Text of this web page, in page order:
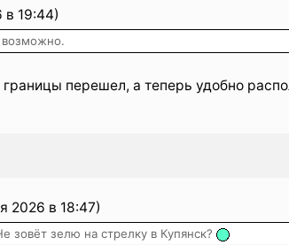
в 19:44)
возможно.
перешел, а теперь удобно
2026 в 18:47)
зовёт зелю на стрелку в Купянск?